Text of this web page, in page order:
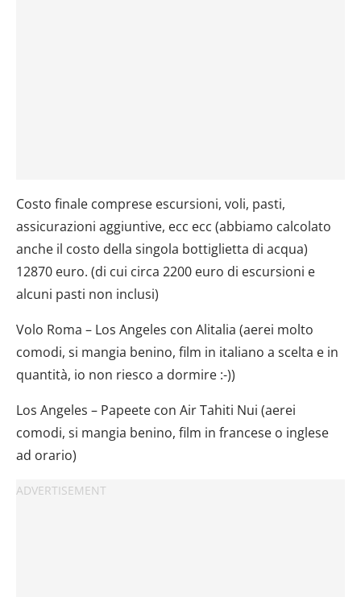
Costo finale comprese escursioni, voli, pasti,
assicurazioni aggiuntive, ecc ecc (abbiamo calcolato
anche il costo della singola bottiglietta di acqua)
12870 euro. (di cui circa 2200 euro di escursioni e
alcuni pasti non inclusi)
Volo Roma – Los Angeles con Alitalia (aerei molto
comodi, si mangia benino, film in italiano a scelta e in
quantità, io non riesco a dormire :-))
Los Angeles – Papeete con Air Tahiti Nui (aerei
comodi, si mangia benino, film in francese o inglese
ad orario)